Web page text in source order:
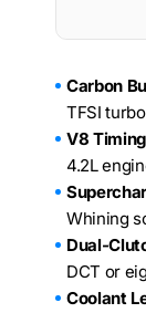
Carbon
TFSI
V8
4.2L
Whining
Dual-
DCT or
Coolant